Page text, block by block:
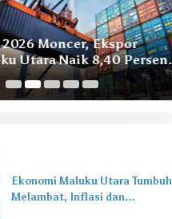
Moncer, Ekspor
Naik 8,40 Persen
Nikel dan HS 28
Ekonomi Maluku Utara Tumbuh
Melambat, Inflasi dan